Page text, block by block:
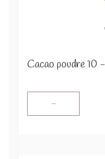
Cacao poudre 10
-